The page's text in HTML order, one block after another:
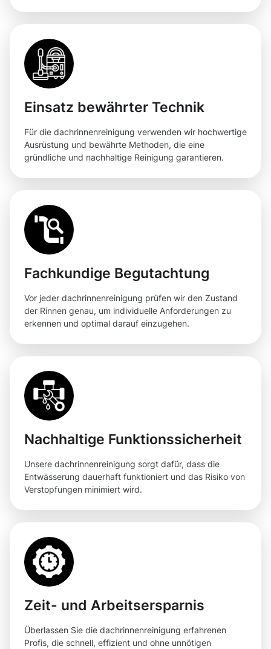
Einsatz bewährter Technik
Für die dachrinnenreinigung verwenden wir hochwertige
Ausrüstung und bewährte Methoden, die eine
gründliche und nachhaltige Reinigung garantieren.
Fachkundige Begutachtung
Vor jeder dachrinnenreinigung prüfen wir den Zustand
der Rinnen genau, um individuelle Anforderungen zu
erkennen und optimal darauf einzugehen.
Nachhaltige Funktionssicherheit
Unsere dachrinnenreinigung sorgt dafür, dass die
Entwässerung dauerhaft funktioniert und das Risiko von
Verstopfungen minimiert wird.
Zeit- und Arbeitsersparnis
Überlassen Sie die dachrinnenreinigung erfahrenen
Profis, die schnell, effizient und ohne unnötigen